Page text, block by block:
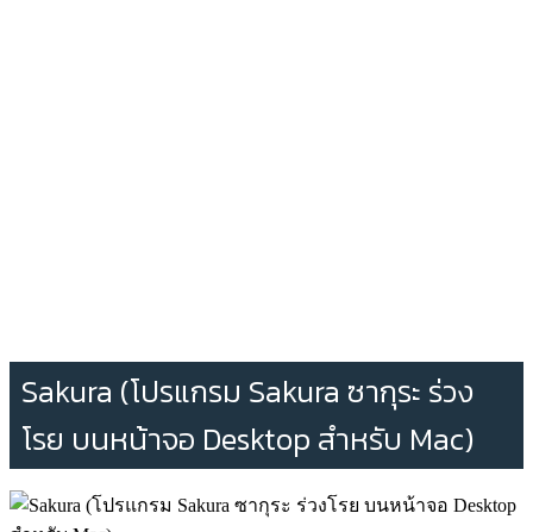
Sakura (โปรแกรม Sakura ซากุระ​ ร่วง
โรย บนหน้าจอ Desktop สำหรับ Mac)